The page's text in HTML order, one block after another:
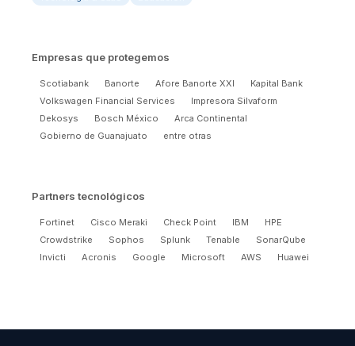
Empresas que protegemos
Scotiabank Banorte Afore Banorte XXI
Kapital Bank
Volkswagen Financial Services
Impresora Silvaform
Dekosys
Bosch México
Arca Continental
Gobierno de Guanajuato
entre otras
Partners tecnológicos
Fortinet Cisco Meraki Check Point IBM
HPE
Crowdstrike
Sophos Splunk Tenable
SonarQube
Invicti
Acronis Google Microsoft AWS Huawei